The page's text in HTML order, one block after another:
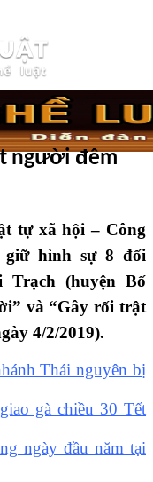
người đêm
tự xã hội – Công
hình sự 8 đối
(huyện Bố
và “Gây rối trật
4/2/2019).
Thái nguyên bị
gà chiều 30 Tết
ngày đầu năm tại